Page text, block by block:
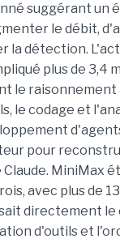
suggérant un
le débit,
la détection.
plus de 3,4
le
le codage et
pour
MiniMax
avec plus de
directement le
d'outils et